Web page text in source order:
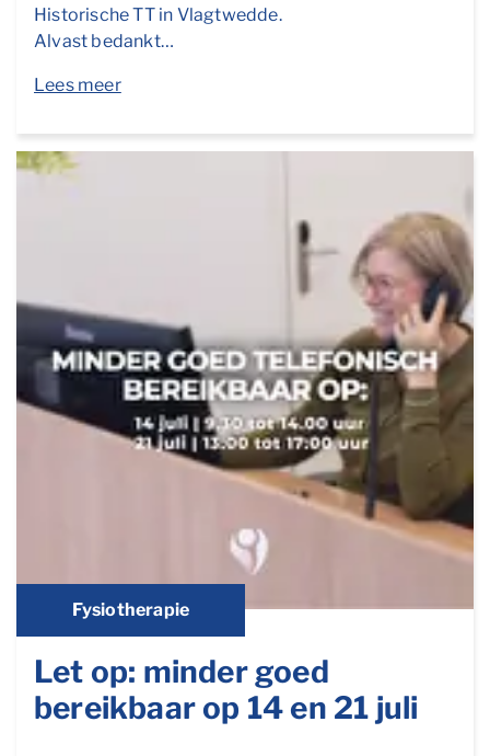
Historische TT in Vlagtwedde.
Alvast bedankt…
Lees meer
Fysiotherapie
Let op: minder goed
bereikbaar op 14 en 21 juli